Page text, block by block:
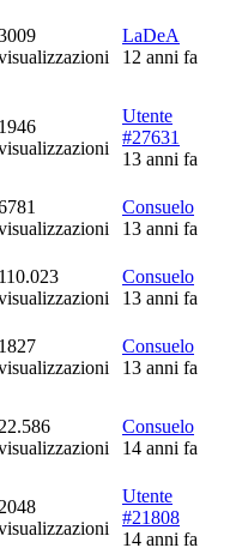
LaDeA
12 anni fa
1946
Utente
#27631
13 anni fa
Consuelo
13 anni fa
110.023
Consuelo
13 anni fa
1827
Consuelo
13 anni fa
22.586
Consuelo
14 anni fa
2048
Utente
#21808
14 anni fa